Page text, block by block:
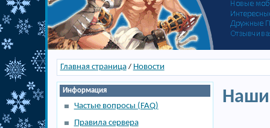
Главная страница/ Новости
Информация
Частые вопросы (FAQ)
Правила сервера
Наши